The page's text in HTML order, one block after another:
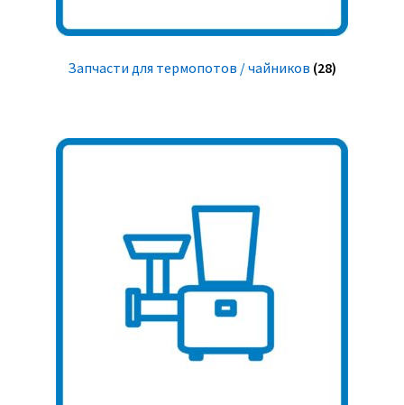
Запчасти для термопотов / чайников (28)